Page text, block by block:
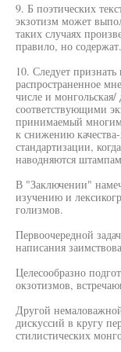
9. Б поэтических
экзотизм может
таких случаях
правило, но содержат.
10. Следует
распространенное
числе и
соответствующими
принимаемый
к снижению
стандартизации,
наводняются
В "Заключении"
изучению и
голизмов.
Первоочередной
написания
Целесообразно
окзотизмов,
Другой немаловажной
дискуссий в кругу
стилистических